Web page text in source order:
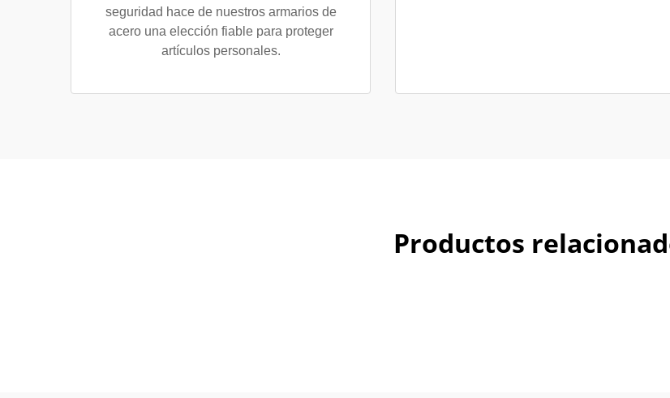
seguridad hace de nuestros armarios de
acero una elección fiable para proteger
artículos personales.
Productos